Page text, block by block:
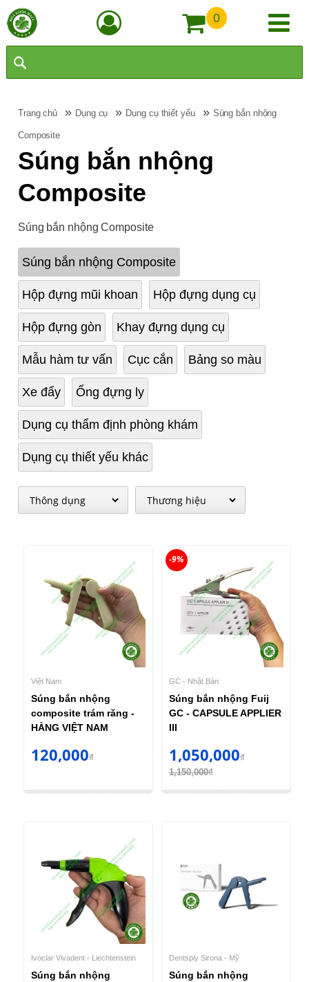
0
Trang chủ » Dụng cụ » Dụng cụ thiết yếu » Súng bắn nhộng
Composite
Súng bắn nhộng
Composite
Súng bắn nhộng Composite
Súng bắn nhộng Composite
Hộp đựng mũi khoan Hộp đựng dụng cụ
Hộp đựng gòn Khay đựng dụng cụ
Mẫu hàm tư vấn Cục cắn Bảng so màu
Xe đẩy Ống đựng ly
Dụng cụ thẩm định phòng khám
Dụng cụ thiết yếu khác
Việt Nam
Súng bắn nhộng
composite trám răng -
HÀNG VIỆT NAM
120,000₫
GC - Nhật Bản
Súng bắn nhộng Fuij
GC - CAPSULE APPLIER
III
1,050,000₫
1,150,000₫
-9%
Ivoclar Vivadent - Liechtenstein
Súng bắn nhộng
Dentsply Sirona - Mỹ
Súng bắn nhộng